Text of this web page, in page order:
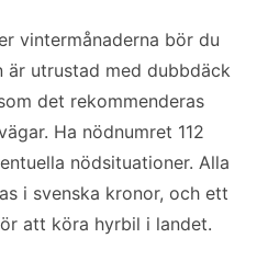
vintermånaderna bör du
är utrustad med dubbdäck
det rekommenderas
Ha nödnumret 112
nödsituationer. Alla
i svenska kronor, och ett
att köra hyrbil i landet.